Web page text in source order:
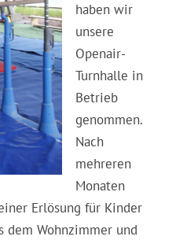
haben wir
unsere
Openair-
Turnhalle in
Betrieb
genommen.
Nach
mehreren
Monaten
Erlösung für Kinder
dem Wohnzimmer und